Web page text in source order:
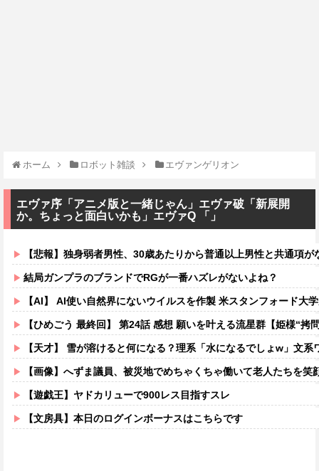
ホーム ロボット雑談 エヴァンゲリオン
エヴァ序「アニメ版と一緒じゃん」エヴァ破「新展開
か。ちょっと面白いかも」エヴァQ 「」
【悲報】独身弱者男性、30歳あたりから普通以上男性と共通項がなくな
結局ガンプラのブランドでRGが一番ハズレがないよね？
【AI】 AI使い自然界にないウイルスを作製 米スタンフォード大
【ひめごう 最終回】 第24話 感想 願いを叶える流星群【姫様“拷
【天才】 雪が溶けると何になる？理系「水になるでしょw」文系
【画像】へずま議員、被災地でめちゃくちゃ働いて老人たちを笑顔にして
【遊戯王】ヤドカリューで900レス目指すスレ
【文房具】本日のログインボーナスはこちらです